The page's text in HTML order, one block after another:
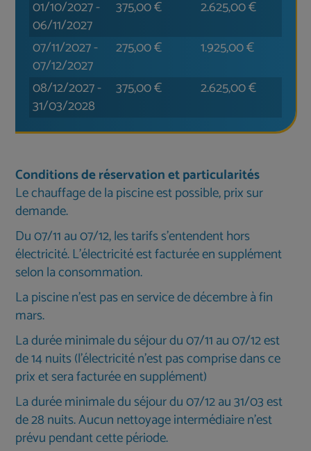
01/10/2027-
06/11/2027
375,00€ 2.625,00€
07/11/2027-
07/12/2027
275,00€ 1.925,00€
08/12/2027-
31/03/2028
375,00€ 2.625,00€
Conditions de réservation et particularités
Le chauffage de la piscine est possible, prix sur
demande.
Du 07/11 au 07/12, les tarifs s'entendent hors
électricité. L'électricité est facturée en supplément
selon la consommation.
La piscine n'est pas en service de décembre à fin
mars.
La durée minimale du séjour du 07/11 au 07/12 est
de 14 nuits (l'électricité n'est pas comprise dans ce
prix et sera facturée en supplément)
La durée minimale du séjour du 07/12 au 31/03 est
de 28 nuits. Aucun nettoyage intermédiaire n'est
prévu pendant cette période.